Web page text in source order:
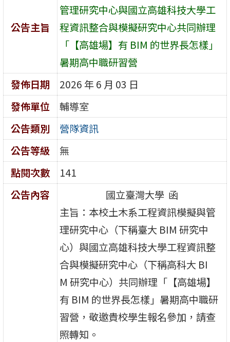
公告主旨
管理研究中心與國立高雄科技大學工
程資訊整合與模擬研究中心共同辦理
「【高雄場】有 BIM 的世界長怎樣」
暑期高中職研習營
發佈日期
2026 年 6 月 03 日
發佈單位
輔導室
公告類別
營隊資訊
公告等級
無
點閱次數
141
公告內容
國立臺灣大學 函
主旨：本校土木系工程資訊模擬與管
理研究中心（下稱臺大 BIM 研究中
心）與國立高雄科技大學工程資訊整
合與模擬研究中心（下稱高科大 BI
M 研究中心）共同辦理「【高雄場】
有 BIM 的世界長怎樣」暑期高中職研
習營，敬邀貴校學生報名參加，請查
照轉知。